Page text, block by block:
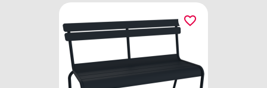
favorite_border